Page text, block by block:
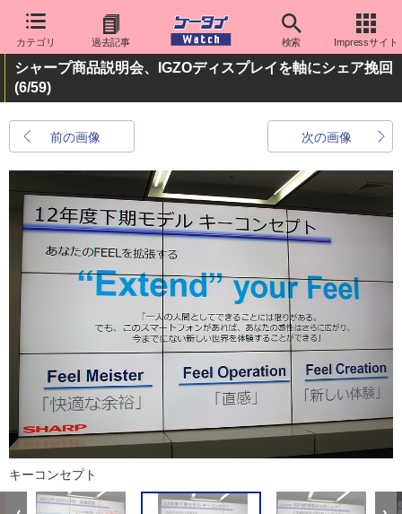
カテゴリ 過去記事 検索 Impressサイト
シャープ商品説明会、IGZOディスプレイを軸にシェア挽回
(6/59)
前の画像 次の画像
キーコンセプト